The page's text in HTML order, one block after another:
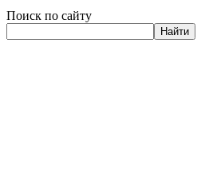
Поиск по сайту
Найти